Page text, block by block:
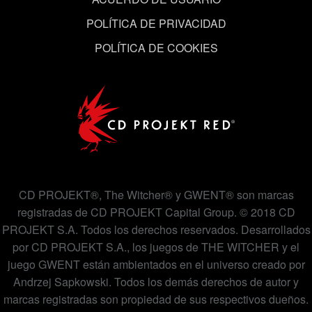
en el menú «Ajustes» de más abajo.
POLÍTICA DE PRIVACIDAD
POLÍTICA DE COOKIES
CD PROJEKT®, The Witcher® y GWENT® son marcas
registradas de CD PROJEKT Capital Group. © 2018 CD
PROJEKT S.A. Todos los derechos reservados. Desarrollados
por CD PROJEKT S.A., los juegos de THE WITCHER y el
juego GWENT están ambientados en el universo creado por
Andrzej Sapkowski. Todos los demás derechos de autor y
marcas registradas son propiedad de sus respectivos dueños.